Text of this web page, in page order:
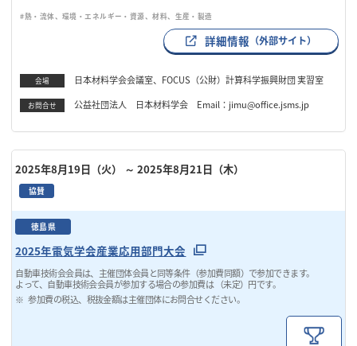
#熱・流体、環境・エネルギー・資源、材料、生産・製造
詳細情報 （外部サイト）
会場 日本材料学会会議室、FOCUS（公財）計算科学振興財団 実習室
お問合せ 公益社団法人 日本材料学会 Email：jimu@office.jsms.jp
2025年8月19日（火） ～ 2025年8月21日（木）
協賛
徳島県
2025年電気学会産業応用部門大会
自動車技術会会員は、主催団体会員と同等条件（参加費同額）で参加できます。
よって、自動車技術会会員が参加する場合の参加費は （未定）円です。
参加費の税込、税抜金額は主催団体にお問合せください。